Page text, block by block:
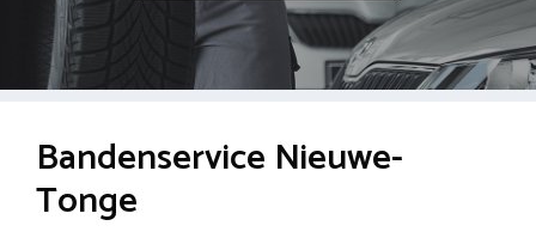
Bandenservice Nieuwe-
Tonge